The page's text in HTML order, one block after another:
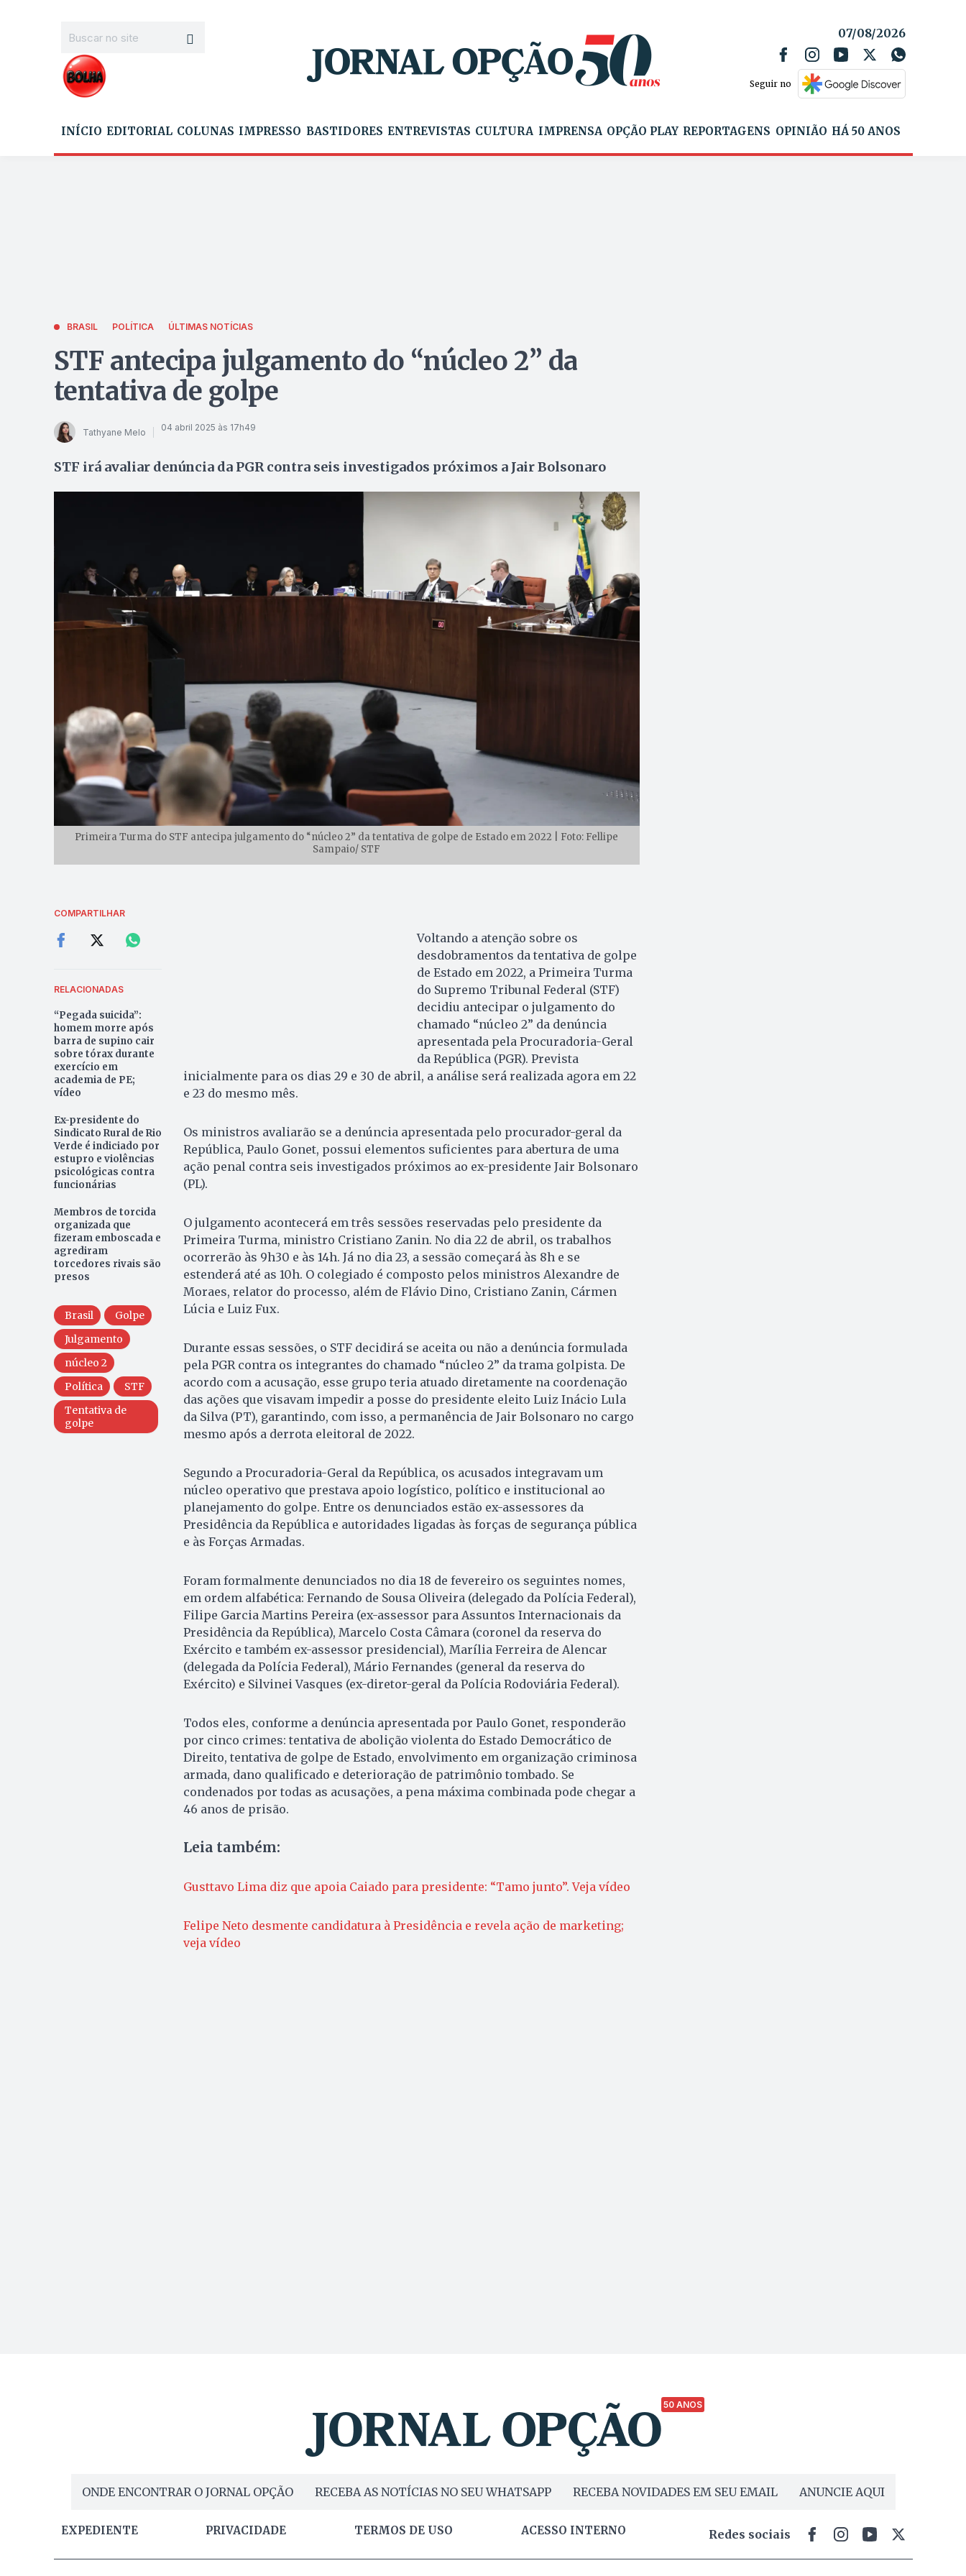
07/08/2026
Seguir no
INÍCIO EDITORIAL COLUNAS IMPRESSO BASTIDORES ENTREVISTAS CULTURA IMPRENSA OPÇÃO PLAY REPORTAGENS OPINIÃO HÁ 50 ANOS
BRASIL POLÍTICA ÚLTIMAS NOTÍCIAS
STF antecipa julgamento do “núcleo 2” da
tentativa de golpe
Tathyane Melo 04 abril 2025 às 17h49
STF irá avaliar denúncia da PGR contra seis investigados próximos a Jair Bolsonaro
Primeira Turma do STF antecipa julgamento do “núcleo 2” da tentativa de golpe de Estado em 2022 | Foto: Fellipe
Sampaio/ STF
COMPARTILHAR
RELACIONADAS
“Pegada suicida”:
homem morre após
barra de supino cair
sobre tórax durante
exercício em
academia de PE;
vídeo
Ex-presidente do
Sindicato Rural de Rio
Verde é indiciado por
estupro e violências
psicológicas contra
funcionárias
Membros de torcida
organizada que
fizeram emboscada e
agrediram
torcedores rivais são
presos
Brasil
Golpe
Julgamento
núcleo 2
Política
STF
Tentativa de
golpe
Voltando a atenção sobre os
desdobramentos da tentativa de golpe
de Estado em 2022, a Primeira Turma
do Supremo Tribunal Federal (STF)
decidiu antecipar o julgamento do
chamado “núcleo 2” da denúncia
apresentada pela Procuradoria-Geral
da República (PGR). Prevista
inicialmente para os dias 29 e 30 de abril, a análise será realizada agora em 22
e 23 do mesmo mês.
Os ministros avaliarão se a denúncia apresentada pelo procurador-geral da
República, Paulo Gonet, possui elementos suficientes para abertura de uma
ação penal contra seis investigados próximos ao ex-presidente Jair Bolsonaro
(PL).
O julgamento acontecerá em três sessões reservadas pelo presidente da
Primeira Turma, ministro Cristiano Zanin. No dia 22 de abril, os trabalhos
ocorrerão às 9h30 e às 14h. Já no dia 23, a sessão começará às 8h e se
estenderá até as 10h. O colegiado é composto pelos ministros Alexandre de
Moraes, relator do processo, além de Flávio Dino, Cristiano Zanin, Cármen
Lúcia e Luiz Fux.
Durante essas sessões, o STF decidirá se aceita ou não a denúncia formulada
pela PGR contra os integrantes do chamado “núcleo 2” da trama golpista. De
acordo com a acusação, esse grupo teria atuado diretamente na coordenação
das ações que visavam impedir a posse do presidente eleito Luiz Inácio Lula
da Silva (PT), garantindo, com isso, a permanência de Jair Bolsonaro no cargo
mesmo após a derrota eleitoral de 2022.
Segundo a Procuradoria-Geral da República, os acusados integravam um
núcleo operativo que prestava apoio logístico, político e institucional ao
planejamento do golpe. Entre os denunciados estão ex-assessores da
Presidência da República e autoridades ligadas às forças de segurança pública
e às Forças Armadas.
Foram formalmente denunciados no dia 18 de fevereiro os seguintes nomes,
em ordem alfabética: Fernando de Sousa Oliveira (delegado da Polícia Federal),
Filipe Garcia Martins Pereira (ex-assessor para Assuntos Internacionais da
Presidência da República), Marcelo Costa Câmara (coronel da reserva do
Exército e também ex-assessor presidencial), Marília Ferreira de Alencar
(delegada da Polícia Federal), Mário Fernandes (general da reserva do
Exército) e Silvinei Vasques (ex-diretor-geral da Polícia Rodoviária Federal).
Todos eles, conforme a denúncia apresentada por Paulo Gonet, responderão
por cinco crimes: tentativa de abolição violenta do Estado Democrático de
Direito, tentativa de golpe de Estado, envolvimento em organização criminosa
armada, dano qualificado e deterioração de patrimônio tombado. Se
condenados por todas as acusações, a pena máxima combinada pode chegar a
46 anos de prisão.
Leia também:
Gusttavo Lima diz que apoia Caiado para presidente: “Tamo junto”. Veja vídeo
Felipe Neto desmente candidatura à Presidência e revela ação de marketing;
veja vídeo
50 ANOS
ONDE ENCONTRAR O JORNAL OPÇÃO RECEBA AS NOTÍCIAS NO SEU WHATSAPP RECEBA NOVIDADES EM SEU EMAIL ANUNCIE AQUI
EXPEDIENTE PRIVACIDADE TERMOS DE USO ACESSO INTERNO Redes sociais